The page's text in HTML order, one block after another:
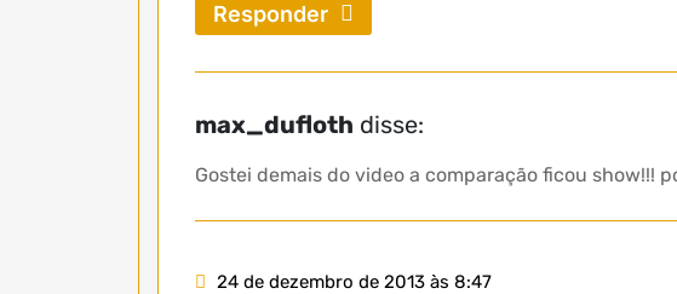
max_dufloth disse:
24 de dezembro de 2013 às 8:47
Gostei demais do video a comparação ficou show!!!
Responder